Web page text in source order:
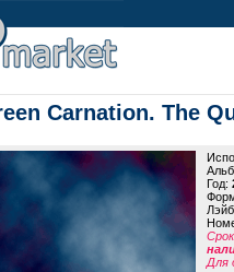
Carnation. The
Год:
Для